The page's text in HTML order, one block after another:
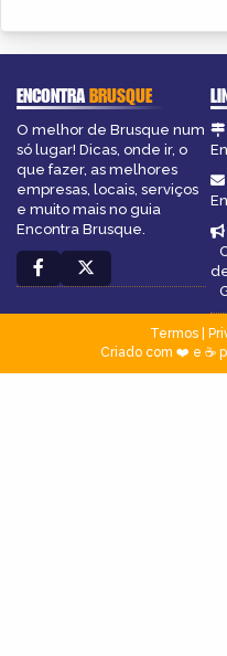
ENCONTRABRUSQUE
O melhor de Brusque num
só lugar! Dicas, onde ir, o
que fazer, as melhores
empresas, locais, serviços
e muito mais no guia
Encontra Brusque.
Termos|
Criado com ❤️ e ☕